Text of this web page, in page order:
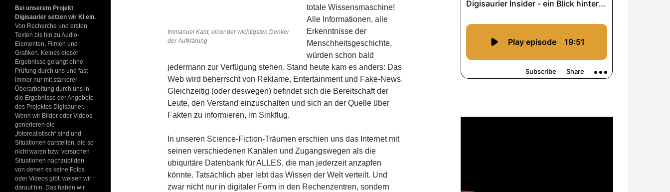
Immanuel Kant, einer der wichtigsten Denker
der Aufklärung
totale Wissensmaschine!
Alle Informationen, alle
Erkenntnisse der
Menschheitsgeschichte,
würden schon bald
jedermann zur Verfügung stehen. Stand heute kam es anders: Das
Web wird beherrscht von Reklame, Entertainment und Fake-News.
Gleichzeitig (oder deswegen) befindet sich die Bereitschaft der
Leute, den Verstand einzuschalten und sich an der Quelle über
Fakten zu informieren, im Sinkflug.
In unseren Science-Fiction-Träumen erschien uns das Internet mit
seinen verschiedenen Kanälen und Zugangswegen als die
ubiquitäre Datenbank für ALLES, die man jederzeit anzapfen
könnte. Tatsächlich aber lebt das Wissen der Welt verteilt. Und
zwar nicht nur in digitaler Form in den Rechenzentren, sondern
Bei unserem Projekt
Digisaurier setzen wir KI ein.
Von Recherche und ersten
Texten bis hin zu Audio-
Elementen, Filmen und
Grafiken. Keines dieser
Ergebnisse gelangt ohne
Prüfung durch uns und fast
immer nur mit stärkerer
Überarbeitung durch uns in
die Ergebnisse der Angebote
des Projektes Digisaurier.
Wenn wir Bilder oder Videos
generieren die
„fotorealistisch“ sind und
Situationen darstellen, die so
nicht waren bzw. versuchen
Situationen nachzubilden,
von denen es keine Fotos
oder Videos gibt, weisen wir
darauf hin. Das haben wir